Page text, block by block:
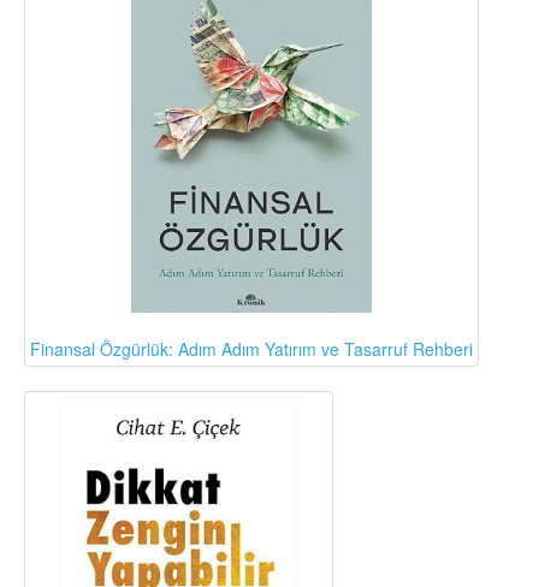
Finansal Özgürlük: Adım Adım Yatırım ve Tasarruf Rehberi